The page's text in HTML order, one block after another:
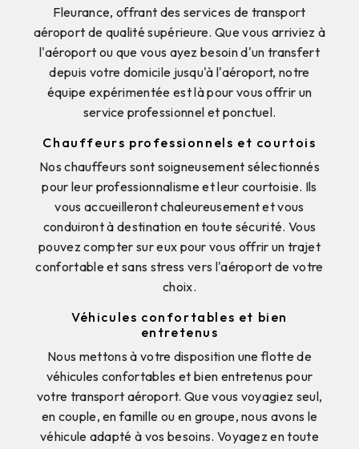
Fleurance, offrant des services de transport
aéroport de qualité supérieure. Que vous arriviez à
l'aéroport ou que vous ayez besoin d'un transfert
depuis votre domicile jusqu'à l'aéroport, notre
équipe expérimentée est là pour vous offrir un
service professionnel et ponctuel.
Chauffeurs professionnels et courtois
Nos chauffeurs sont soigneusement sélectionnés
pour leur professionnalisme et leur courtoisie. Ils
vous accueilleront chaleureusement et vous
conduiront à destination en toute sécurité. Vous
pouvez compter sur eux pour vous offrir un trajet
confortable et sans stress vers l'aéroport de votre
choix.
Véhicules confortables et bien
entretenus
Nous mettons à votre disposition une flotte de
véhicules confortables et bien entretenus pour
votre transport aéroport. Que vous voyagiez seul,
en couple, en famille ou en groupe, nous avons le
véhicule adapté à vos besoins. Voyagez en toute